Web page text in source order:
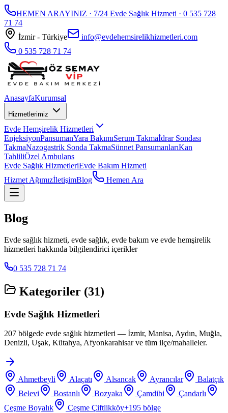
HEMEN ARAYINIZ · 7/24 Evde Sağlık Hizmeti · 0 535 728
71 74
İzmir - Türkiye
info@evdehemsirelikhizmetleri.com
0 535 728 71 74
AnasayfaKurumsal
Hizmetlerimiz
Evde Hemşirelik Hizmetleri
EnjeksiyonPansumanYara BakımıSerum Takmaİdrar Sondası
TakmaNazogastrik Sonda TakmaSünnet PansumanlarıKan
TahliliÖzel Ambulans
Evde Sağlık HizmetleriEvde Bakım Hizmeti
Hizmet AğımızİletişimBlog Hemen Ara
Blog
Evde sağlık hizmeti, evde sağlık, evde bakım ve evde hemşirelik
hizmetleri hakkında bilgilendirici içerikler
0 535 728 71 74
Kategoriler (31)
Evde Sağlık Hizmetleri
207 bölgede evde sağlık hizmetleri — İzmir, Manisa, Aydın, Muğla,
Denizli, Uşak, Kütahya, Afyonkarahisar ve tüm ilçe/mahalleler.
Ahmetbeyli Alaçatı Alsancak Ayrancılar
Balatçık
Belevi
Bostanlı Bozyaka Çamdibi
Çandarlı
Çeşme Boyalık
Çeşme Çiftlikköy+195 bölge